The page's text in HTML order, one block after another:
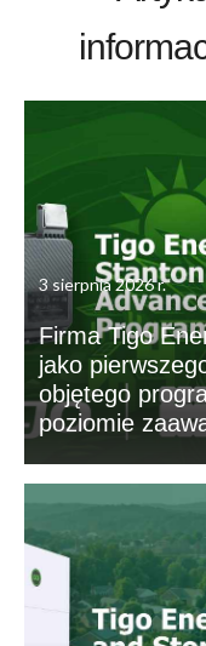
3 sierpnia 2026 r.
Firma Tigo
jako
objętego
poziomie